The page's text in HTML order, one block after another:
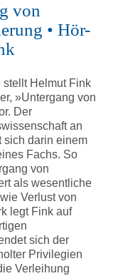
von
• Hör-
stellt Helmut Fink
»Untergang von
Der
an
sich darin einem
Fachs. So
von
als wesentliche
Verlust von
legt Fink auf
sich der
Privilegien
Verleihung